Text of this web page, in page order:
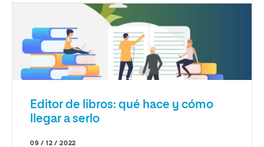
Editor de libros: qué hace y cómo
llegar a serlo
09 / 12 / 2022